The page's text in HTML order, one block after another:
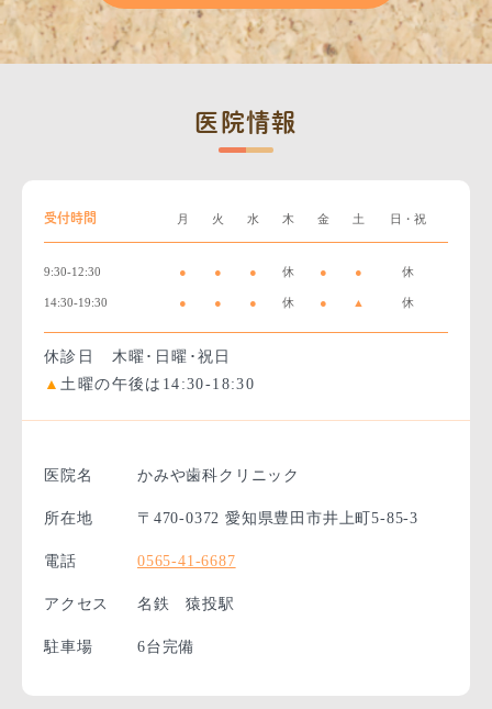
医院情報
受付時間 月 火 水 木 金 土 日・祝
9:30-12:30 ● ● ● 休 ● ● 休
14:30-19:30 ● ● ● 休 ● ▲ 休
休診日 木曜･日曜･祝日
▲ 土曜の午後は14:30-18:30
医院名 かみや歯科クリニック
所在地 〒470-0372 愛知県豊田市井上町5-85-3
電話 0565-41-6687
アクセス 名鉄 猿投駅
駐車場 6台完備